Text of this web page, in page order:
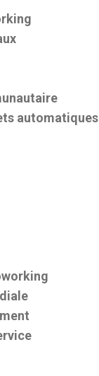
automatiques